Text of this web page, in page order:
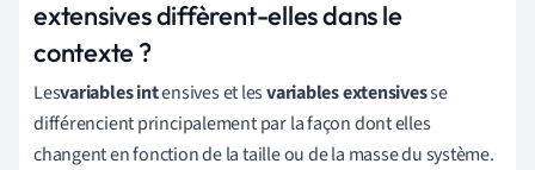
extensives diffèrent-elles dans le
contexte ?
Lesvariables intensives et lesvariables extensivesse
différencient principalement par la façon dont elles
changent en fonction de la taille ou de la masse du système.